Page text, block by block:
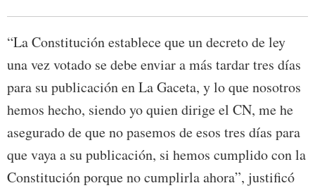
“La Constitución establece que un decreto de ley
una vez votado se debe enviar a más tardar tres días
para su publicación en La Gaceta, y lo que nosotros
hemos hecho, siendo yo quien dirige el CN, me he
asegurado de que no pasemos de esos tres días para
que vaya a su publicación, si hemos cumplido con la
Constitución porque no cumplirla ahora”, justificó